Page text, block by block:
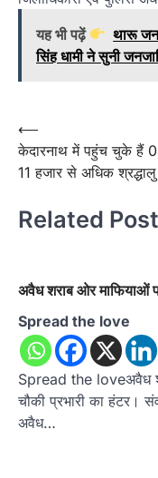
यह भी पढ़ें
थारू
सिंह धामी ने सुनी
Post
navigation
⟵
केदारनाथ में पहुंच चुके हैं
11 हजार से अधिक श्रद्धालु
Related
अवैध शराब ओर माफियाओं
Spread the love
Spread the loveअवैध
चौकी प्रभारी का हंटर।
अवैध…